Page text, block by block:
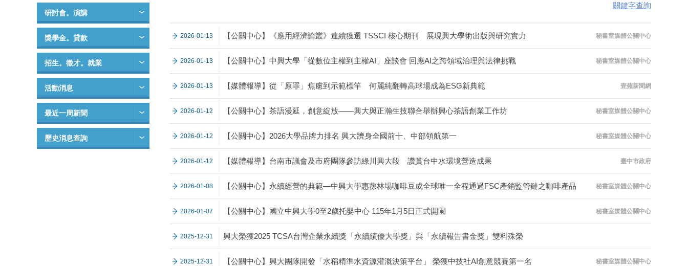
研討會。演講
獎學金。貸款
招生。徵才。就業
活動消息
最近一周新聞
歷史消息查詢
關鍵字查詢
2026-01-13 【公關中心】《應用經濟論叢》連續獲選 TSSCI 核心期刊 展現興大學術出版與研究實力 秘書室媒體公關中心
2026-01-13 【公關中心】中興大學「從數位主權到主權AI」座談會 回應AI之跨領域治理與法律挑戰 秘書室媒體公關中心
2026-01-13 【媒體報導】從「原罪」焦慮到示範標竿 何麗純翻轉高球場成為ESG新典範 壹蘋新聞網
2026-01-12 【公關中心】茶語漫延，創意綻放——興大與正瀚生技聯合舉辦興心茶語創業工作坊 秘書室媒體公關中心
2026-01-12 【公關中心】2026大學品牌力排名 興大躋身全國前十、中部領航第一 秘書室媒體公關中心
2026-01-12 【媒體報導】台南市議會及市府團隊參訪綠川興大段 讚賞台中水環境營造成果 臺中市政府
2026-01-08 【公關中心】永續經營的典範―中興大學惠蓀林場咖啡豆成全球唯一全程通過FSC產銷監管鏈之咖啡產品 秘書室媒體公關中心
2026-01-07 【公關中心】國立中興大學0至2歲托嬰中心 115年1月5日正式開園 秘書室媒體公關中心
2025-12-31 興大榮獲2025 TCSA台灣企業永續獎「永續績優大學獎」與「永續報告書金獎」雙料殊榮
2025-12-31 【公關中心】興大團隊開發「水稻精準水資源灌溉決策平台」 榮獲中技社AI創意競賽第一名 秘書室媒體公關中心